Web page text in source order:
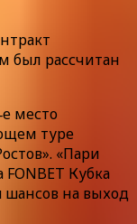
был рассчитан
место
туре
«Пари
Кубка
шансов на выход